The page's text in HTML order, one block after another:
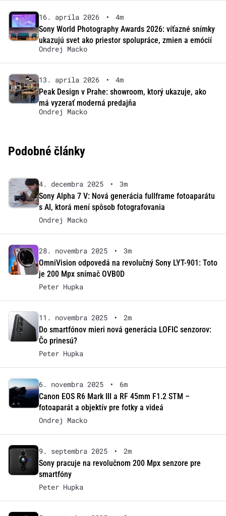
16. apríla 2026 •
4m
Sony World Photography Awards 2026: víťazné snímky
ukazujú svet ako priestor spolupráce, zmien a emócií
Ondrej Macko
13. apríla 2026 •
4m
Peak Design v Prahe: showroom, ktorý ukazuje, ako
má vyzerať moderná predajňa
Ondrej Macko
Podobné články
4. decembra 2025 •
3m
Sony Alpha 7 V: Nová generácia fullframe fotoaparátu
s AI, ktorá mení spôsob fotografovania
Ondrej Macko
28. novembra 2025 •
3m
OmniVision odpovedá na revolučný Sony LYT-901: Toto
je 200 Mpx snímač OVB0D
Peter Hupka
11. novembra 2025 •
2m
Do smartfónov mieri nová generácia LOFIC senzorov:
Čo prinesú?
Peter Hupka
6. novembra 2025 •
6m
Canon EOS R6 Mark III a RF 45mm F1.2 STM –
fotoaparát a objektív pre fotky a videá
Ondrej Macko
9. septembra 2025 •
2m
Sony pracuje na revolučnom 200 Mpx senzore pre
smartfóny
Peter Hupka